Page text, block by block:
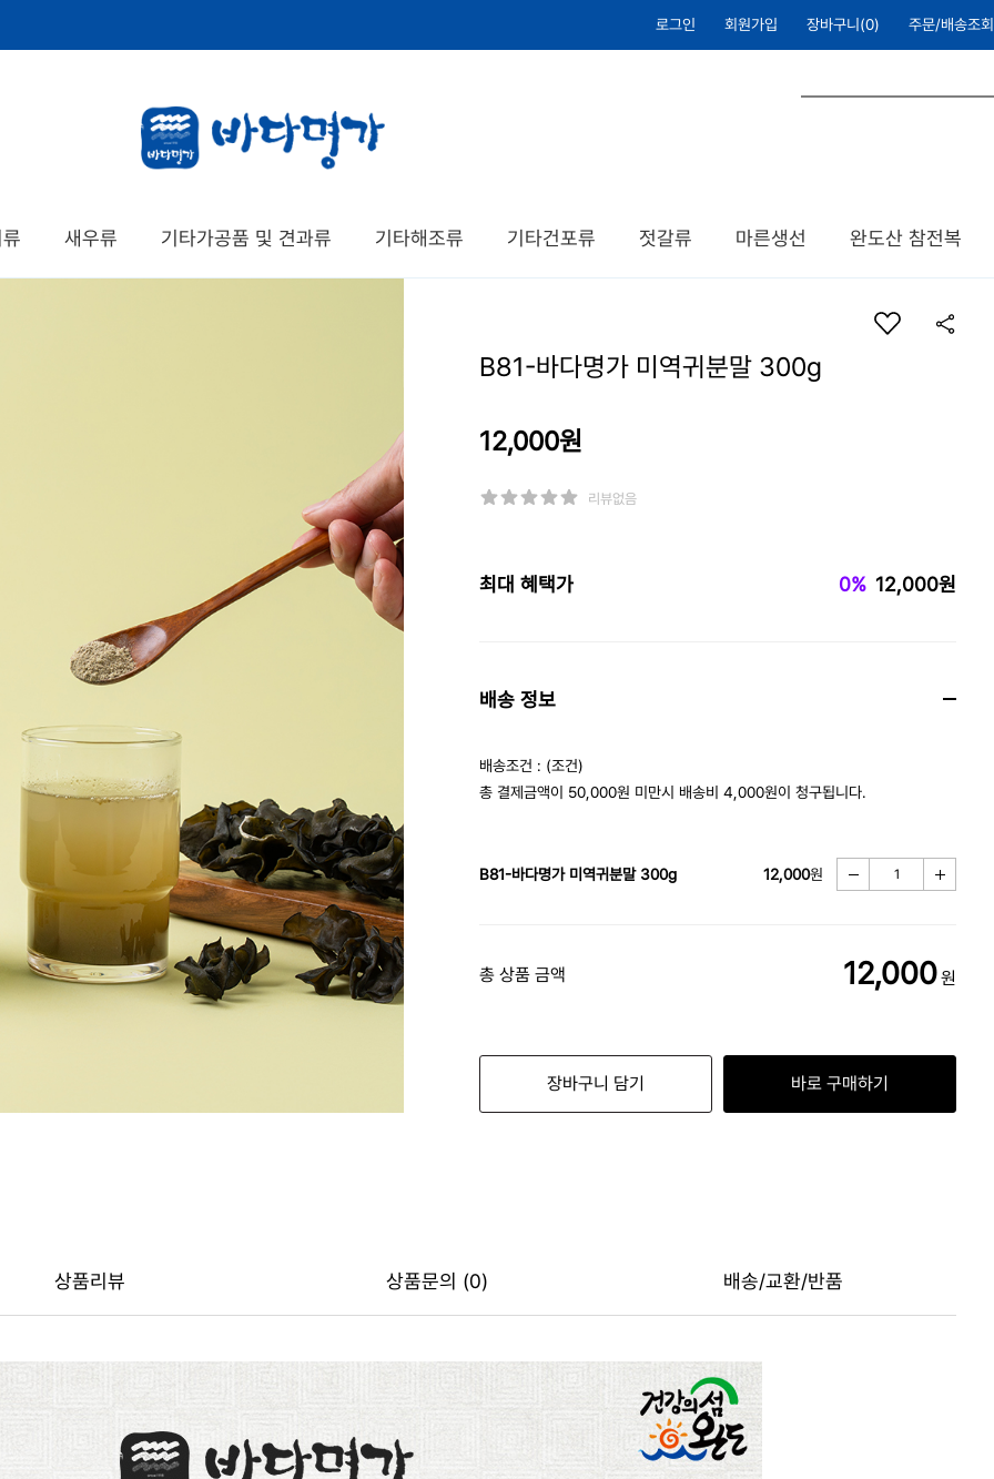
로그인 회원가입 장바구니(0) 주문/배송조회
새우류 기타가공품 및 견과류 기타해조류 기타건포류 젓갈류 마른생선 완도산 참전복
B81-바다명가 미역귀분말 300g
12,000원
리뷰없음
최대 혜택가 0% 12,000원
배송 정보
배송조건 : (조건)
총 결제금액이 50,000원 미만시 배송비 4,000원이 청구됩니다.
B81-바다명가 미역귀분말 300g 12,000원
총 상품 금액 12,000원
장바구니 담기 바로 구매하기
상품리뷰 상품문의 (0) 배송/교환/반품